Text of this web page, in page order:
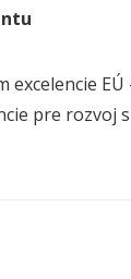
excelencie
pre rozvoj